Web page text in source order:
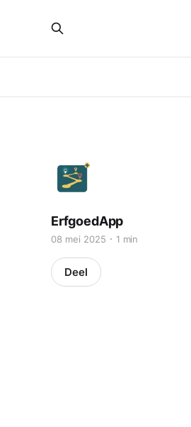
ErfgoedApp
08 mei 2025 1 min
Deel